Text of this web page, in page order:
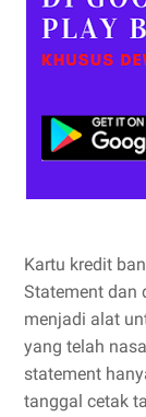
Kartu kredit
Statement dan
menjadi alat
yang telah
statement
tanggal cetak